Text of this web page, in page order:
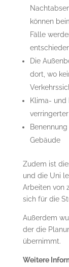
können
Fälle
Die
dort, wo
Klima- und
Gebäude
Zudem ist
und die Uni
Arbeiten von
sich für die
Außerdem
der die
übernimmt.
Weitere